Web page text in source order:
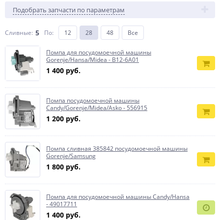
Подобрать запчасти по параметрам
Сливные: 5 По: 12 28 48 Все
Помпа для посудомоечной машины
Gorenje/Hansa/Midea - B12-6A01
1 400 руб.
Помпа посудомоечной машины
Candy/Gorenje/Midea/Asko - 556915
1 200 руб.
Помпа сливная 385842 посудомоечной машины
Gorenje/Samsung
1 800 руб.
Помпа для посудомоечной машины Candy/Hansa
- 49017711
1 400 руб.